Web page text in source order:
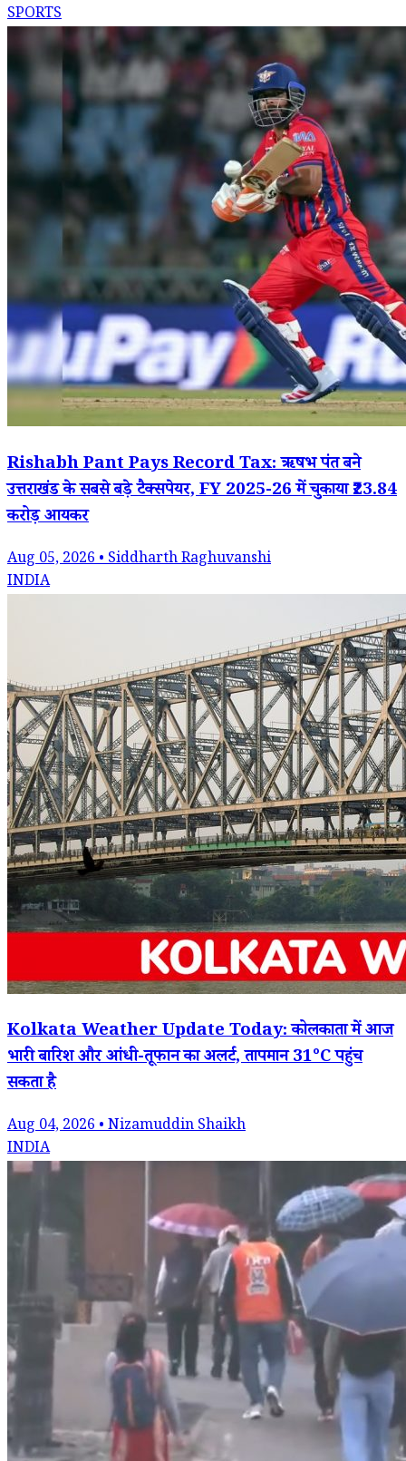
SPORTS
Rishabh Pant Pays Record Tax: ऋषभ पंत बने
उत्तराखंड के सबसे बड़े टैक्सपेयर, FY 2025-26 में चुकाया ₹23.84
करोड़ आयकर
Aug 05, 2026 • Siddharth Raghuvanshi
INDIA
Kolkata Weather Update Today: कोलकाता में आज
भारी बारिश और आंधी-तूफान का अलर्ट, तापमान 31°C पहुंच
सकता है
Aug 04, 2026 • Nizamuddin Shaikh
INDIA